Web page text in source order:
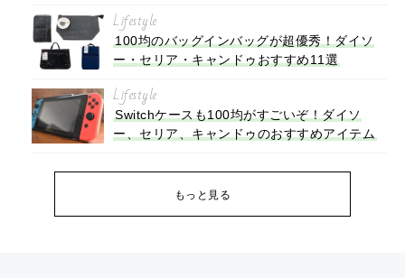
Lifestyle
100均のバッグインバッグが超優秀！ダイソ
ー・セリア・キャンドゥおすすめ11選
Lifestyle
Switchケースも100均がすごいぞ！ダイソ
ー、セリア、キャンドゥのおすすめアイテム
もっと見る